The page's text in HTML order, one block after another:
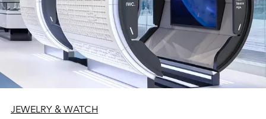
JEWELRY & WATCH